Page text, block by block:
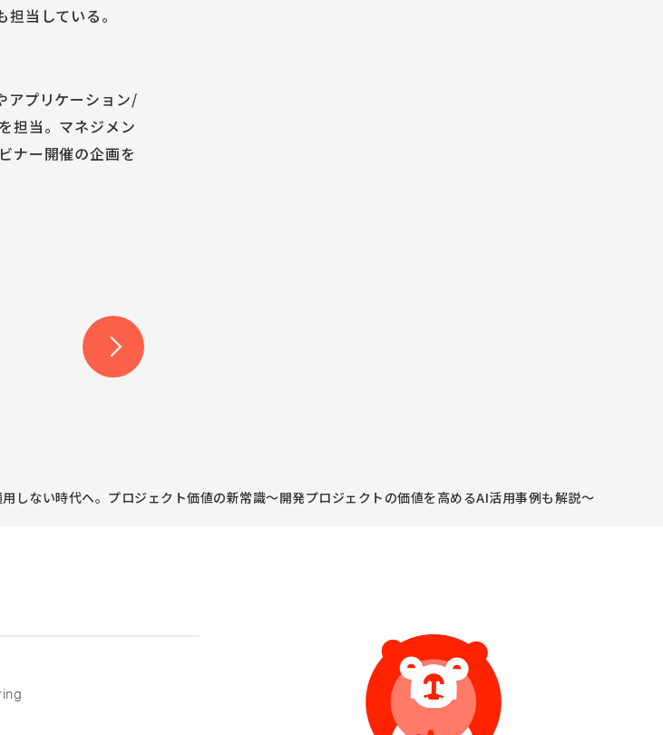
当している。
アプリケーション/
担当。マネジメン
ナー開催の企画を
しない時代へ。プロジェクト価値の新常識〜開発プロジェクトの価値を高めるAI活用事例も解説〜